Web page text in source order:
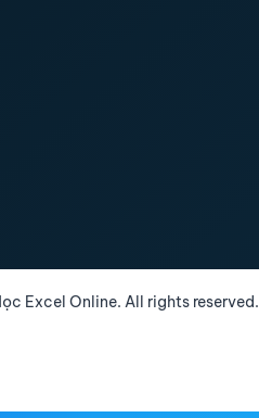
Excel Online. All rights reserved.